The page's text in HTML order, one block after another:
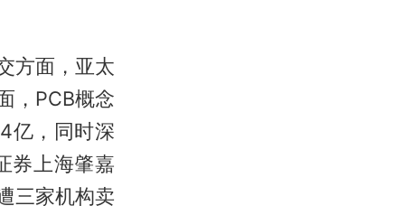
方面，亚太
，PCB概念
亿，同时深
券上海肇嘉
三家机构卖